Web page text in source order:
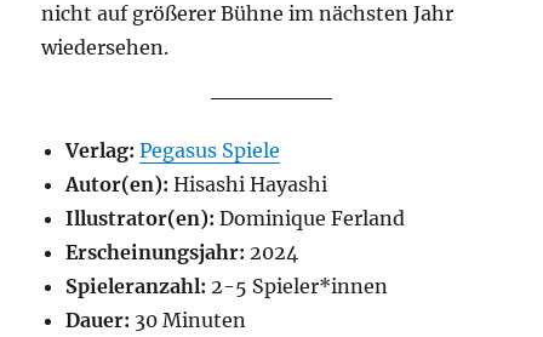
nicht auf größerer Bühne im nächsten Jahr
wiedersehen.
Verlag: Pegasus Spiele
Autor(en): Hisashi Hayashi
Illustrator(en): Dominique Ferland
Erscheinungsjahr: 2024
Spieleranzahl: 2-5 Spieler*innen
Dauer: 30 Minuten